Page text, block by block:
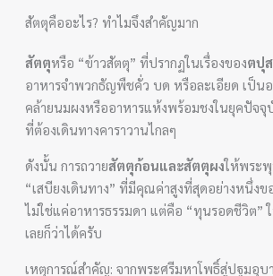
สัตตุคืออะไร? ทำไมจึงสำคัญมาก
สัตตุหรือ “ข้าวสัตตุ” ที่ปรากฏในเรื่องของตปุ
อาหารจำพวกธัญพืชคั่ว บด หรือละเอียด เป็น
คล้ายนมผงหรืออาหารแห้งพร้อมชงในยุคปัจ
ที่ต้องเดินทางคาราวานไกลๆ
ดังนั้น การถวายสัตตุก้อนและสัตตุผงให้พระพุ
“เสบียงเดินทาง” ที่มีคุณค่าสูงที่สุดอย่างหนึ่ง
ไม่ใช่แค่อาหารธรรมดา แต่คือ “ทุนรอดชีวิต”
เลยก็ว่าได้ครับ
เหตุการณ์สำคัญ: จากพระศรีมหาโพธิ์สู่ปฐมอุบ